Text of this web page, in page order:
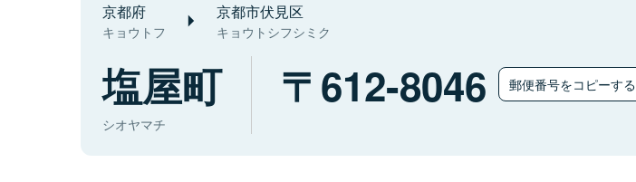
京都府
キョウトフ
京都市伏見区
キョウトシフシミク
塩屋町
シオヤマチ
612-8046 郵便番号をコピーする